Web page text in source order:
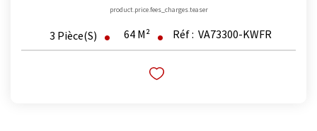
product.price.fees_charges.teaser
3 Pièce(s) 64 M² Réf : VA73300-KWFR